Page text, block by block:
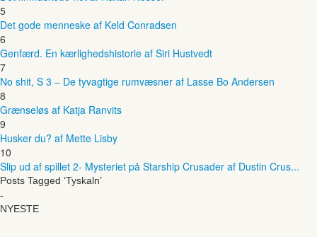
5
Det gode menneske af Keld Conradsen
6
Genfærd. En kærlighedshistorie af Siri Hustvedt
7
No shit, S 3 – De tyvagtige rumvæsner af Lasse Bo Andersen
8
Grænseløs af Katja Ranvits
9
Husker du? af Mette Lisby
10
Slip ud af spillet 2- Mysteriet på Starship Crusader af Dustin Crus...
Posts Tagged ‘Tyskaln’
-
NYESTE